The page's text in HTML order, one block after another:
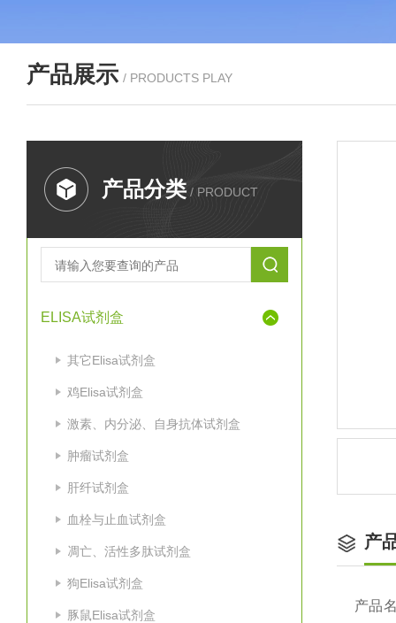
产品展示 / PRODUCTS PLAY
产品分类 / PRODUCT
ELISA试剂盒
其它Elisa试剂盒
鸡Elisa试剂盒
激素、内分泌、自身抗体试剂盒
肿瘤试剂盒
肝纤试剂盒
血栓与止血试剂盒
凋亡、活性多肽试剂盒
狗Elisa试剂盒
豚鼠Elisa试剂盒
产
产品